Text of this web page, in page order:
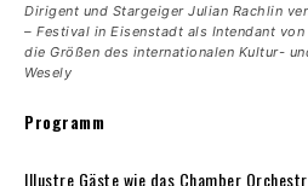
Dirigent und Stargeiger Julian Rachlin
– Festival in Eisenstadt als Intendant
die Größen des internationalen Kultur-
Wesely
Programm
Illustre Gäste wie das Chamber